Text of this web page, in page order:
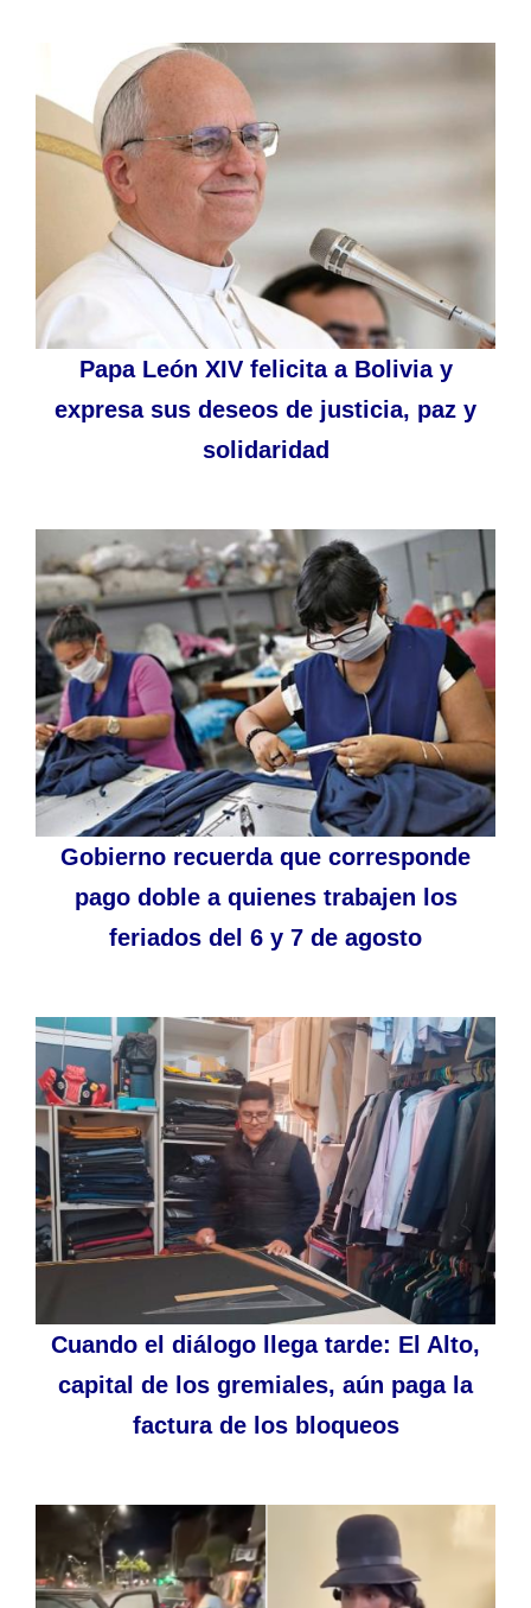
Papa León XIV felicita a Bolivia y
expresa sus deseos de justicia, paz y
solidaridad
Gobierno recuerda que corresponde
pago doble a quienes trabajen los
feriados del 6 y 7 de agosto
Cuando el diálogo llega tarde: El Alto,
capital de los gremiales, aún paga la
factura de los bloqueos